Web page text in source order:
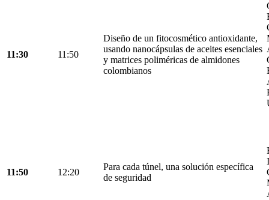
11:30 11:50
Diseño de un fitocosmético antioxidante,
usando nanocápsulas de aceites esenciales
y matrices poliméricas de almidones
colombianos
11:50 12:20
Para cada túnel, una solución específica
de seguridad